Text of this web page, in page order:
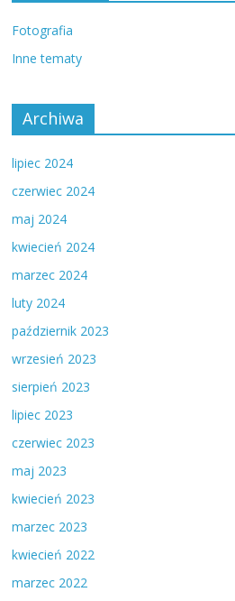
Fotografia
Inne tematy
Archiwa
lipiec 2024
czerwiec 2024
maj 2024
kwiecień 2024
marzec 2024
luty 2024
październik 2023
wrzesień 2023
sierpień 2023
lipiec 2023
czerwiec 2023
maj 2023
kwiecień 2023
marzec 2023
kwiecień 2022
marzec 2022